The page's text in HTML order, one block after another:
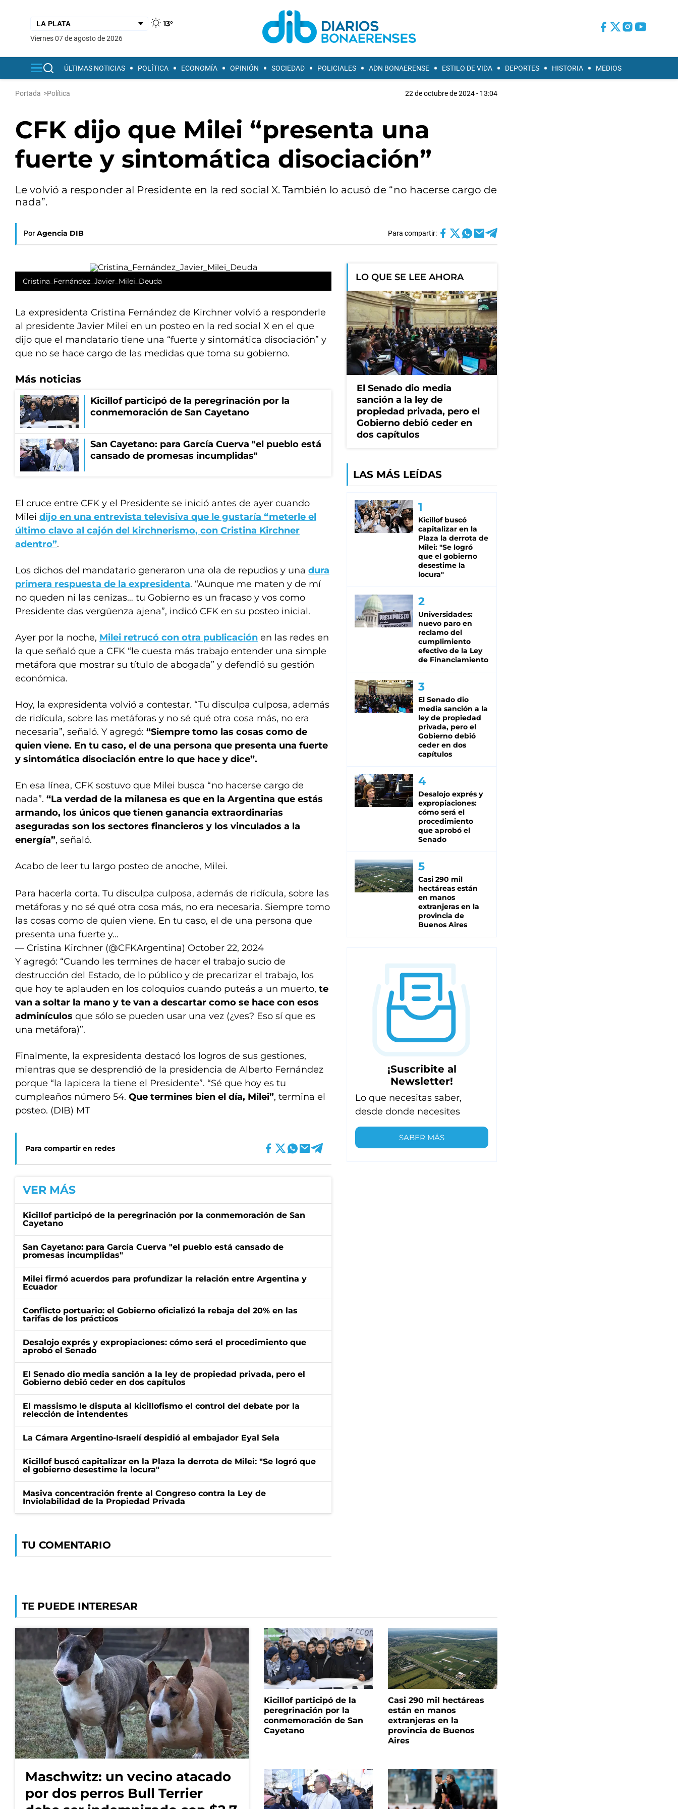
13°
viernes 07 de agosto de 2026
ÚLTIMAS NOTICIAS POLÍTICA ECONOMÍA OPINIÓN SOCIEDAD POLICIALES ADN BONAERENSE ESTILO DE VIDA DEPORTES HISTORIA MEDIOS
Portada >Política 22 de octubre de 2024 - 13:04
CFK dijo que Milei “presenta una
fuerte y sintomática disociación”
Le volvió a responder al Presidente en la red social X. También lo acusó de “no hacerse cargo de
nada”.
Por Agencia DIB Para compartir:
Cristina_Fernández_Javier_Milei_Deuda
La expresidenta Cristina Fernández de Kirchner volvió a responderle
al presidente Javier Milei en un posteo en la red social X en el que
dijo que el mandatario tiene una “fuerte y sintomática disociación” y
que no se hace cargo de las medidas que toma su gobierno.
Más noticias
Kicillof participó de la peregrinación por la
conmemoración de San Cayetano
San Cayetano: para García Cuerva "el pueblo está
cansado de promesas incumplidas"
El cruce entre CFK y el Presidente se inició antes de ayer cuando
Milei dijo en una entrevista televisiva que le gustaría “meterle el
último clavo al cajón del kirchnerismo, con Cristina Kirchner
adentro”.
Los dichos del mandatario generaron una ola de repudios y una dura
primera respuesta de la expresidenta. “Aunque me maten y de mí
no queden ni las cenizas… tu Gobierno es un fracaso y vos como
Presidente das vergüenza ajena”, indicó CFK en su posteo inicial.
Ayer por la noche, Milei retrucó con otra publicación en las redes en
la que señaló que a CFK “le cuesta más trabajo entender una simple
metáfora que mostrar su título de abogada” y defendió su gestión
económica.
Hoy, la expresidenta volvió a contestar. “Tu disculpa culposa, además
de ridícula, sobre las metáforas y no sé qué otra cosa más, no era
necesaria”, señaló. Y agregó: “Siempre tomo las cosas como de
quien viene. En tu caso, el de una persona que presenta una fuerte
y sintomática disociación entre lo que hace y dice”.
En esa línea, CFK sostuvo que Milei busca “no hacerse cargo de
nada”. “La verdad de la milanesa es que en la Argentina que estás
armando, los únicos que tienen ganancia extraordinarias
aseguradas son los sectores financieros y los vinculados a la
energía”, señaló.
Acabo de leer tu largo posteo de anoche, Milei.
Para hacerla corta. Tu disculpa culposa, además de ridícula, sobre las
metáforas y no sé qué otra cosa más, no era necesaria. Siempre tomo
las cosas como de quien viene. En tu caso, el de una persona que
presenta una fuerte y…
— Cristina Kirchner (@CFKArgentina) October 22, 2024
Y agregó: “Cuando les termines de hacer el trabajo sucio de
destrucción del Estado, de lo público y de precarizar el trabajo, los
que hoy te aplauden en los coloquios cuando puteás a un muerto, te
van a soltar la mano y te van a descartar como se hace con esos
adminículos que sólo se pueden usar una vez (¿ves? Eso sí que es
una metáfora)”.
Finalmente, la expresidenta destacó los logros de sus gestiones,
mientras que se desprendió de la presidencia de Alberto Fernández
porque “la lapicera la tiene el Presidente”. “Sé que hoy es tu
cumpleaños número 54. Que termines bien el día, Milei”, termina el
posteo. (DIB) MT
Para compartir en redes
VER MÁS
Kicillof participó de la peregrinación por la conmemoración de San
Cayetano
San Cayetano: para García Cuerva "el pueblo está cansado de
promesas incumplidas"
Milei firmó acuerdos para profundizar la relación entre Argentina y
Ecuador
Conflicto portuario: el Gobierno oficializó la rebaja del 20% en las
tarifas de los prácticos
Desalojo exprés y expropiaciones: cómo será el procedimiento que
aprobó el Senado
El Senado dio media sanción a la ley de propiedad privada, pero el
Gobierno debió ceder en dos capítulos
El massismo le disputa al kicillofismo el control del debate por la
relección de intendentes
La Cámara Argentino-Israelí despidió al embajador Eyal Sela
Kicillof buscó capitalizar en la Plaza la derrota de Milei: "Se logró que
el gobierno desestime la locura"
Masiva concentración frente al Congreso contra la Ley de
Inviolabilidad de la Propiedad Privada
TU COMENTARIO
LO QUE SE LEE AHORA
El Senado dio media
sanción a la ley de
propiedad privada, pero el
Gobierno debió ceder en
dos capítulos
LAS MÁS LEÍDAS
Kicillof buscó
capitalizar en la
Plaza la derrota de
Milei: "Se logró
que el gobierno
desestime la
locura"
Universidades:
nuevo paro en
reclamo del
cumplimiento
efectivo de la Ley
de Financiamiento
El Senado dio
media sanción a la
ley de propiedad
privada, pero el
Gobierno debió
ceder en dos
capítulos
Desalojo exprés y
expropiaciones:
cómo será el
procedimiento
que aprobó el
Senado
Casi 290 mil
hectáreas están
en manos
extranjeras en la
provincia de
Buenos Aires
¡Suscribite al
Newsletter!
Lo que necesitas saber,
desde donde necesites
SABER MÁS
TE PUEDE INTERESAR
Maschwitz: un vecino atacado
por dos perros Bull Terrier
Kicillof participó de la
peregrinación por la
conmemoración de San
Cayetano
Casi 290 mil hectáreas
están en manos
extranjeras en la
provincia de Buenos
Aires